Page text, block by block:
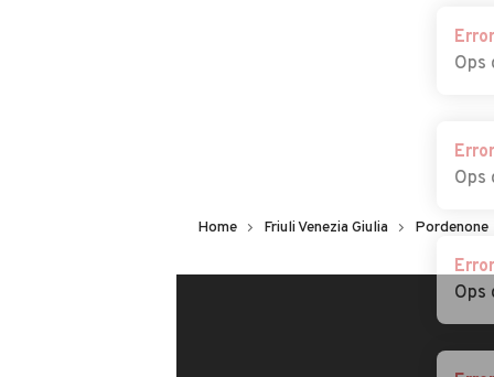
Pordenone
Error
Ops
Error
Ops
Error
Ops